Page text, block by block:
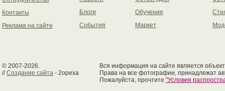
Контакты
Реклама на сайте
Блоги
События
Обучение
Маркет
© 2007-2026.
//Создание сайта - 2opexa
Вся информация на сайте является
Права на все фотографии, принадлежат
Пожалуйста, прочтите "Условия